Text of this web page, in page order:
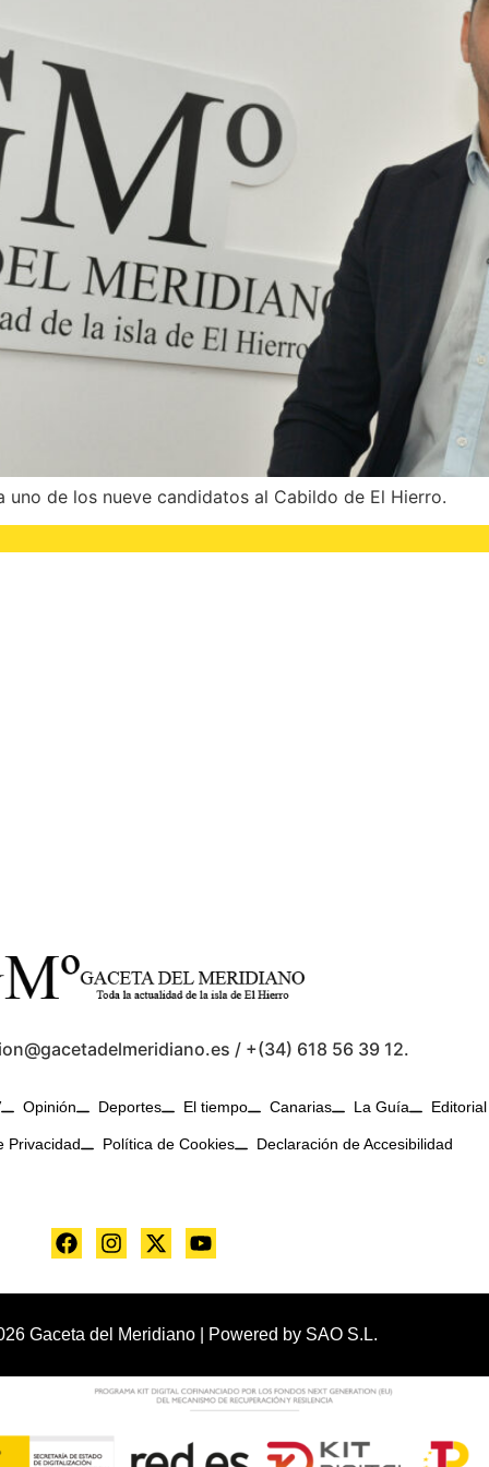
uno de los nueve candidatos al Cabildo de El Hierro.
/ +(34) 618 56 39 12.
Opinión Deportes El tiempo Canarias La Guía Editorial
Privacidad Política de Cookies Declaración de Accesibilidad
Gaceta del Meridiano | Powered by SAO S.L.